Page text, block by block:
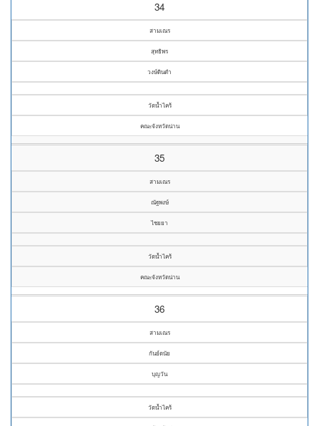
34
สามเณร
สุทธิพร
วงษ์ดินดำ
วัดน้ำไคร้
คณะจังหวัดน่าน
35
สามเณร
ณัฐพงษ์
ไชยยา
วัดน้ำไคร้
คณะจังหวัดน่าน
36
สามเณร
กันย์ดนัย
บุญวัน
วัดน้ำไคร้